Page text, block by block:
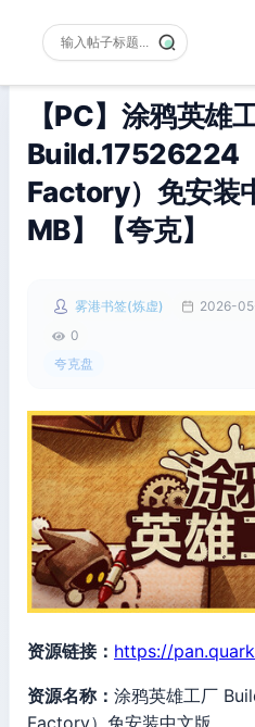
【PC】涂鸦英雄
Build.17526224
Factory）免安装
MB】【夸克】
雾港书签(炼虚) 2026-
0
夸克盘
资源链接： https://
资源名称： 涂鸦英雄工厂